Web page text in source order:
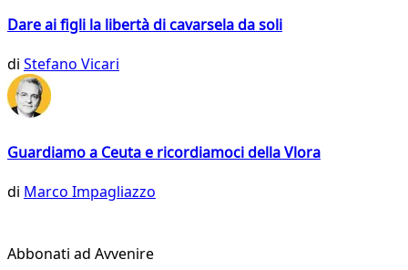
Dare ai figli la libertà di cavarsela da soli
di Stefano Vicari
Guardiamo a Ceuta e ricordiamoci della Vlora
di Marco Impagliazzo
Abbonati ad Avvenire